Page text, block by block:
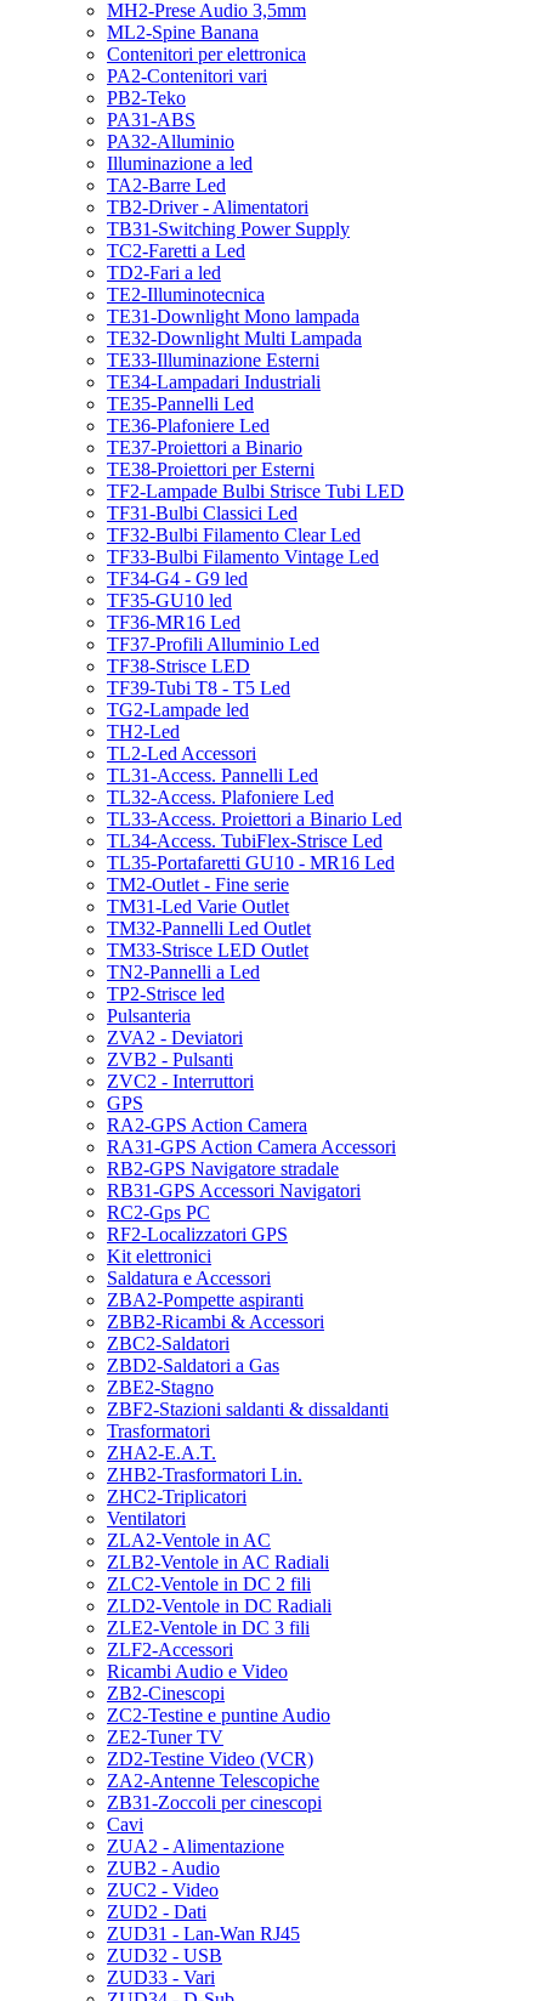
MH2-Prese Audio 3,5mm
ML2-Spine Banana
Contenitori per elettronica
PA2-Contenitori vari
PB2-Teko
PA31-ABS
PA32-Alluminio
Illuminazione a led
TA2-Barre Led
TB2-Driver - Alimentatori
TB31-Switching Power Supply
TC2-Faretti a Led
TD2-Fari a led
TE2-Illuminotecnica
TE31-Downlight Mono lampada
TE32-Downlight Multi Lampada
TE33-Illuminazione Esterni
TE34-Lampadari Industriali
TE35-Pannelli Led
TE36-Plafoniere Led
TE37-Proiettori a Binario
TE38-Proiettori per Esterni
TF2-Lampade Bulbi Strisce Tubi LED
TF31-Bulbi Classici Led
TF32-Bulbi Filamento Clear Led
TF33-Bulbi Filamento Vintage Led
TF34-G4 - G9 led
TF35-GU10 led
TF36-MR16 Led
TF37-Profili Alluminio Led
TF38-Strisce LED
TF39-Tubi T8 - T5 Led
TG2-Lampade led
TH2-Led
TL2-Led Accessori
TL31-Access. Pannelli Led
TL32-Access. Plafoniere Led
TL33-Access. Proiettori a Binario Led
TL34-Access. TubiFlex-Strisce Led
TL35-Portafaretti GU10 - MR16 Led
TM2-Outlet - Fine serie
TM31-Led Varie Outlet
TM32-Pannelli Led Outlet
TM33-Strisce LED Outlet
TN2-Pannelli a Led
TP2-Strisce led
Pulsanteria
ZVA2 - Deviatori
ZVB2 - Pulsanti
ZVC2 - Interruttori
GPS
RA2-GPS Action Camera
RA31-GPS Action Camera Accessori
RB2-GPS Navigatore stradale
RB31-GPS Accessori Navigatori
RC2-Gps PC
RF2-Localizzatori GPS
Kit elettronici
Saldatura e Accessori
ZBA2-Pompette aspiranti
ZBB2-Ricambi & Accessori
ZBC2-Saldatori
ZBD2-Saldatori a Gas
ZBE2-Stagno
ZBF2-Stazioni saldanti & dissaldanti
Trasformatori
ZHA2-E.A.T.
ZHB2-Trasformatori Lin.
ZHC2-Triplicatori
Ventilatori
ZLA2-Ventole in AC
ZLB2-Ventole in AC Radiali
ZLC2-Ventole in DC 2 fili
ZLD2-Ventole in DC Radiali
ZLE2-Ventole in DC 3 fili
ZLF2-Accessori
Ricambi Audio e Video
ZB2-Cinescopi
ZC2-Testine e puntine Audio
ZE2-Tuner TV
ZD2-Testine Video (VCR)
ZA2-Antenne Telescopiche
ZB31-Zoccoli per cinescopi
Cavi
ZUA2 - Alimentazione
ZUB2 - Audio
ZUC2 - Video
ZUD2 - Dati
ZUD31 - Lan-Wan RJ45
ZUD32 - USB
ZUD33 - Vari